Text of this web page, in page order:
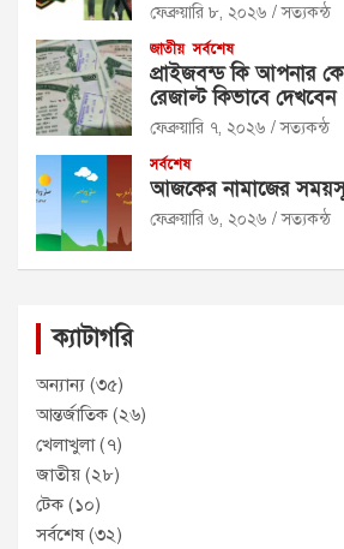
ফেব্রুয়ারি ৮, ২০২৬ সত্যকন্ঠ
জাতীয় সর্বশেষ
প্রাইজবন্ড কি আপনার
রেজাল্ট কিভাবে দেখবেন
ফেব্রুয়ারি ৭, ২০২৬ সত্যকন্ঠ
সর্বশেষ
আজকের নামাজের
ফেব্রুয়ারি ৬, ২০২৬ সত্যকন্ঠ
ক্যাটাগরি
অন্যান্য (৩৫)
আন্তর্জাতিক(২৬)
খেলাখুলা(৭)
জাতীয় (২৮)
টেক(১০)
সর্বশেষ(৩২)